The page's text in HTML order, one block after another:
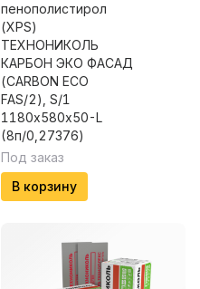
пенополистирол
(XPS)
ТЕХНОНИКОЛЬ
КАРБОН ЭКО ФАСАД
(CARBON ECO
FAS/2), S/1
1180х580х50-L
(8п/0,27376)
Под заказ
В корзину